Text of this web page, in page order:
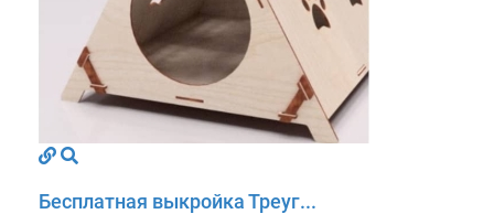
Бесплатная выкройка Треуг...